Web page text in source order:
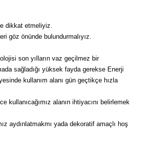
dikkat etmeliyiz.
göz önünde bulundurmalıyız.
son yılların vaz geçilmez bir
sağladığı yüksek fayda gerekse Enerji
kullanım alanı gün geçtikçe hızla
kullanıcağımız alanın ihtiyacını belirlemek
aydınlatmakmı yada dekoratif amaçlı hoş